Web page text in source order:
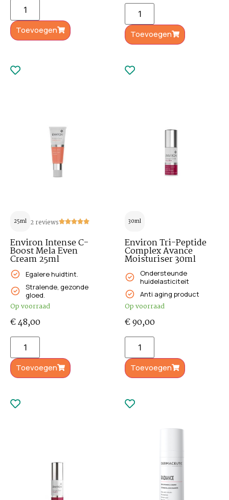
Toevoegen Toevoegen
25ml 2 reviews
Environ Intense C-
Boost Mela Even
Cream 25ml
Egalere huidtint.
Stralende, gezonde
gloed.
Op voorraad
€48,00
Toevoegen
30ml
Environ Tri-Peptide
Complex Avance
Moisturiser 30ml
Ondersteunde
huidelasticiteit
Anti aging product
Op voorraad
€90,00
Toevoegen